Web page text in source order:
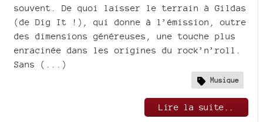
souvent. De quoi laisser le terrain à Gildas
(de Dig It !), qui donne à l’émission, outre
des dimensions généreuses, une touche plus
enracinée dans les origines du rock’n’roll.
Sans (...)
Musique
Lire la suite..